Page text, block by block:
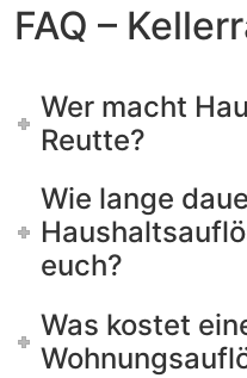
FAQ –
Wer macht
Reutte?
Wie lange
euch?
Was kostet